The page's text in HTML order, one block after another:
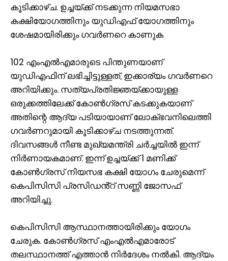
കൂടിക്കാഴ്ച. ഉച്ചയ്ക്ക് നടക്കുന്ന നിയമസഭാ
കക്ഷിയോഗത്തിനും യുഡിഎഫ് യോഗത്തിനും
ശേഷമായിരിക്കും ഗവർണറെ കാണുക
102 എംഎൽഎമാരുടെ പിന്തുണയാണ്
യുഡിഎഫിന് ലഭിച്ചിട്ടുള്ളത്, ഇക്കാര്യം ഗവർണറെ
അറിയിക്കും. സത്യപ്രതിജ്ഞയ്ക്കായുള്ള
ഒരുക്കത്തിലേക്ക് കോൺഗ്രസ് കടക്കുകയാണ്
അതിന്റെ ആദ്യ പടിയായാണ് ലോക്ഭവനിലെത്തി
ഗവർണറുമായി കൂടിക്കാഴ്ച നടത്തുന്നത്.
ദിവസങ്ങള്‍ നീണ്ട മുഖ്യമന്ത്രി ചർച്ചയില്‍ ഇന്ന്
നിര്‍ണായകമാണ്. ഇന്ന് ഉച്ചയ്ക്ക് 1 മണിക്ക്
കോൺഗ്രസ് നിയസഭ കക്ഷി യോഗം ചേരുമെന്ന്
കെപിസിസി പ്രസിഡൻ്റ് സണ്ണി ജോസഫ്
അറിയിച്ചു.
കെപിസിസി ആസ്ഥാനത്തായിരിക്കും യോഗം
ചേരുക. കോണ്‍ഗ്രസ് എംഎല്‍എമാരോട്
തലസ്ഥാനത്ത് എത്താൻ നിർദേശം നല്‍കി. ആദ്യം